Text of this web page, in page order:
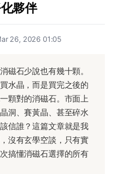
夥伴
26, 2026 01:05
磁石少說也有幾十顆。
水晶，而是買完之後的
顆對的消磁石。市面上
洞、賽黃晶、甚至碎水
信誰？這篇文章就是我
沒有玄學空談，只有實
搞懂消磁石選擇的所有